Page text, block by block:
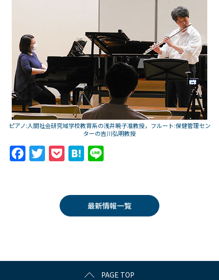
ピアノ:人間社会研究域学校教育系の浅井暁子准教授，フルート:保健管理セン
ターの吉川弘明教授
F
k
T
er
P
k
et
H
n
a
最新情報一覧
PAGE TOP